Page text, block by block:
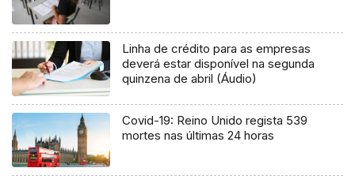
Linha de crédito para as empresas
deverá estar disponível na segunda
quinzena de abril (Áudio)
Covid-19: Reino Unido regista 539
mortes nas últimas 24 horas